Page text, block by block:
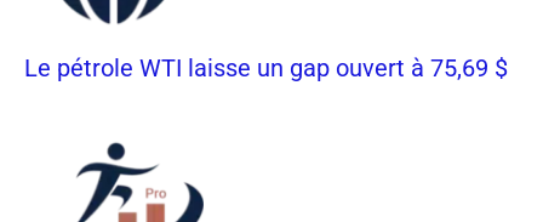
Le pétrole WTI laisse un gap ouvert à 75,69 $